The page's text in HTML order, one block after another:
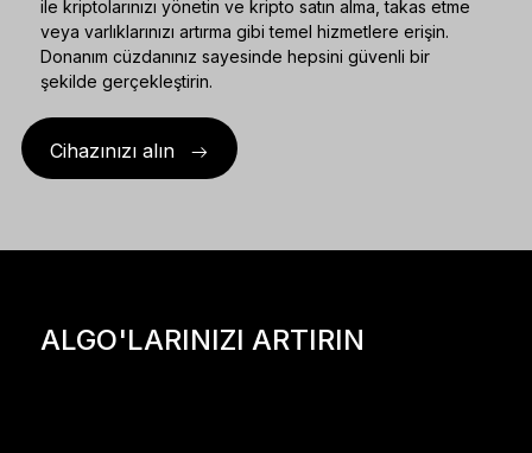
ile kriptolarınızı yönetin ve kripto satın alma, takas etme
veya varlıklarınızı artırma gibi temel hizmetlere erişin.
Donanım cüzdanınız sayesinde hepsini güvenli bir
şekilde gerçekleştirin.
Cihazınızı alın
ALGO'LARINIZI ARTIRIN